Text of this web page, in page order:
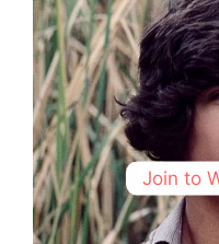
Join to